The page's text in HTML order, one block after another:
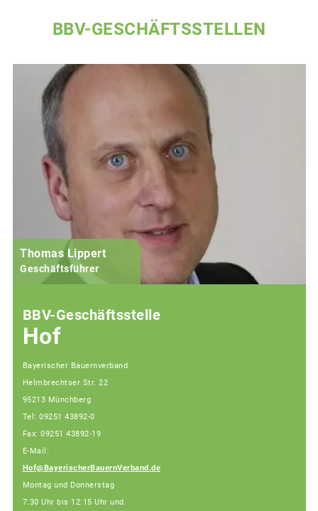
BBV-GESCHÄFTSSTELLEN
Thomas Lippert
Geschäftsführer
BBV-Geschäftsstelle
Hof
Bayerischer Bauernverband
Helmbrechtser Str. 22
95213 Münchberg
Tel: 09251 43892-0
Fax: 09251 43892-19
E-Mail:
Hof@BayerischerBauernVerband.de
Montag und Donnerstag
7:30 Uhr bis 12:15 Uhr und